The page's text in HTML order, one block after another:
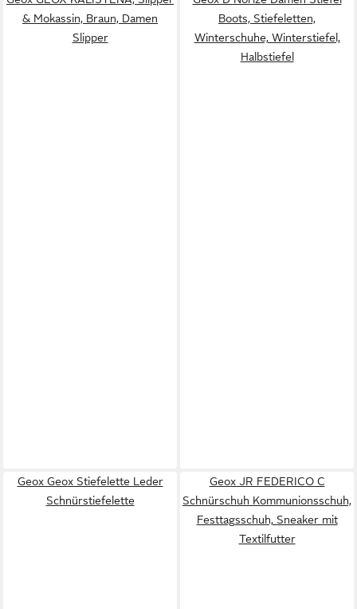
& Mokassin, Braun, Damen
Slipper
Boots, Stiefeletten,
Winterschuhe, Winterstiefel,
Halbstiefel
Geox Geox Stiefelette Leder
Schnürstiefelette
Geox JR FEDERICO C
Schnürschuh Kommunionsschuh,
Festtagsschuh, Sneaker mit
Textilfutter